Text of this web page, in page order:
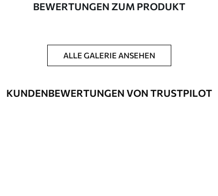
BEWERTUNGEN ZUM PRODUKT
ALLE GALERIE ANSEHEN
KUNDENBEWERTUNGEN VON TRUSTPILOT